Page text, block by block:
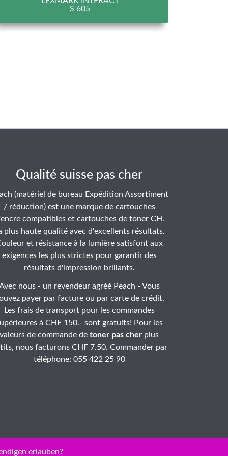
S 605
Qualité suisse pas cher
(matériel de bureau Expédition Assortiment
/ réduction) est une marque de cartouches
compatibles et cartouches de toner CH.
plus haute qualité avec d'excellents résultats.
et résistance à la lumière satisfont aux
exigences les plus strictes pour garantir des
résultats d'impression brillants.
nous - un revendeur agréé Peach - Vous
payer par facture ou par carte de crédit.
Les frais de transport pour les commandes
à CHF 150.- sont gratuits! Pour les
valeurs de commande detoner pas cher plus
nous facturons CHF 7.50. Commander par
téléphone: 055 422 25 90
erlauben?